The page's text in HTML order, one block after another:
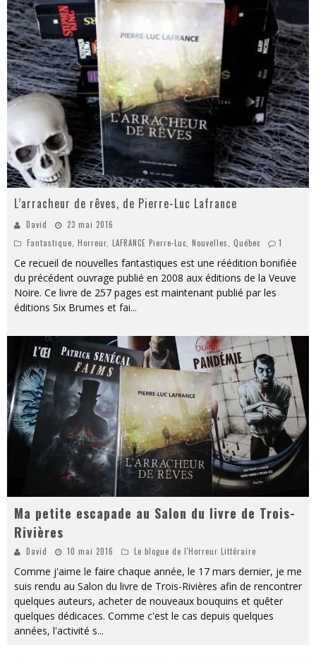
L’arracheur de rêves, de Pierre-Luc Lafrance
David
23 mai 2016
Fantastique Horreur LAFRANCE Pierre-Luc Nouvelle‎s Québec 1
Ce recueil de nouvelles fantastiques est une réédition bonifiée
du précédent ouvrage publié en 2008 aux éditions de la Veuve
Noire. Ce livre de 257 pages est maintenant publié par les
éditions Six Brumes et fai...
Ma petite escapade au Salon du livre de Trois-
Rivières
David 10 mai 2016 Le blogue de l'Horreur Littéraire
Comme j'aime le faire chaque année, le 17 mars dernier, je me
suis rendu au Salon du livre de Trois-Rivières afin de rencontrer
quelques auteurs, acheter de nouveaux bouquins et quêter
quelques dédicaces. Comme c'est le cas depuis quelques
années, l'activité s...